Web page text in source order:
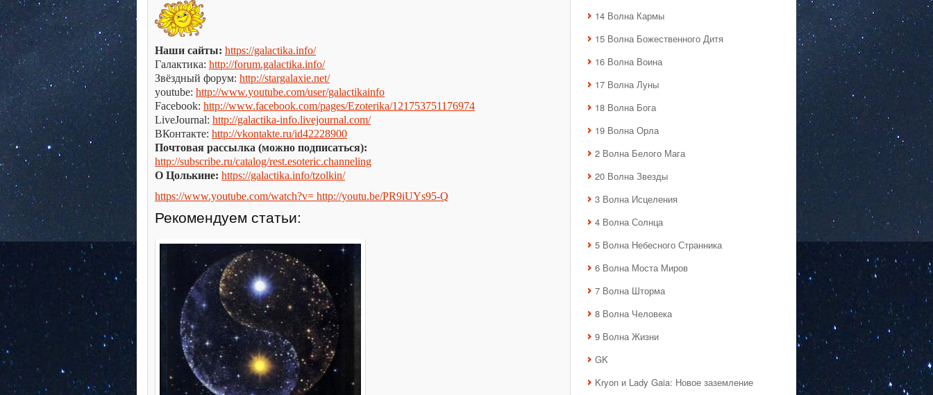
Наши сайты: https://galactika.info/
Галактика: http://forum.galactika.info/
Звёздный форум: http://stargalaxie.net/
youtube: http://www.youtube.com/user/galactikainfo
Facebook: http://www.facebook.com/pages/Ezoterika/121753751176974
LiveJournal: http://galactika-info.livejournal.com/
ВКонтакте: http://vkontakte.ru/id42228900
Почтовая рассылка (можно подписаться):
http://subscribe.ru/catalog/rest.esoteric.channeling
О Цолькине: https://galactika.info/tzolkin/
https://www.youtube.com/watch?v= http://youtu.be/PR9iUYs95-Q
Рекомендуем статьи:
14 Волна Кармы
15 Волна Божественного Дитя
16 Волна Воина
17 Волна Луны
18 Волна Бога
19 Волна Орла
2 Волна Белого Мага
20 Волна Звезды
3 Волна Исцеления
4 Волна Солнца
5 Волна Небесного Странника
6 Волна Моста Миров
7 Волна Шторма
8 Волна Человека
9 Волна Жизни
GK
Kryon и Lady Gaia: Новое заземление